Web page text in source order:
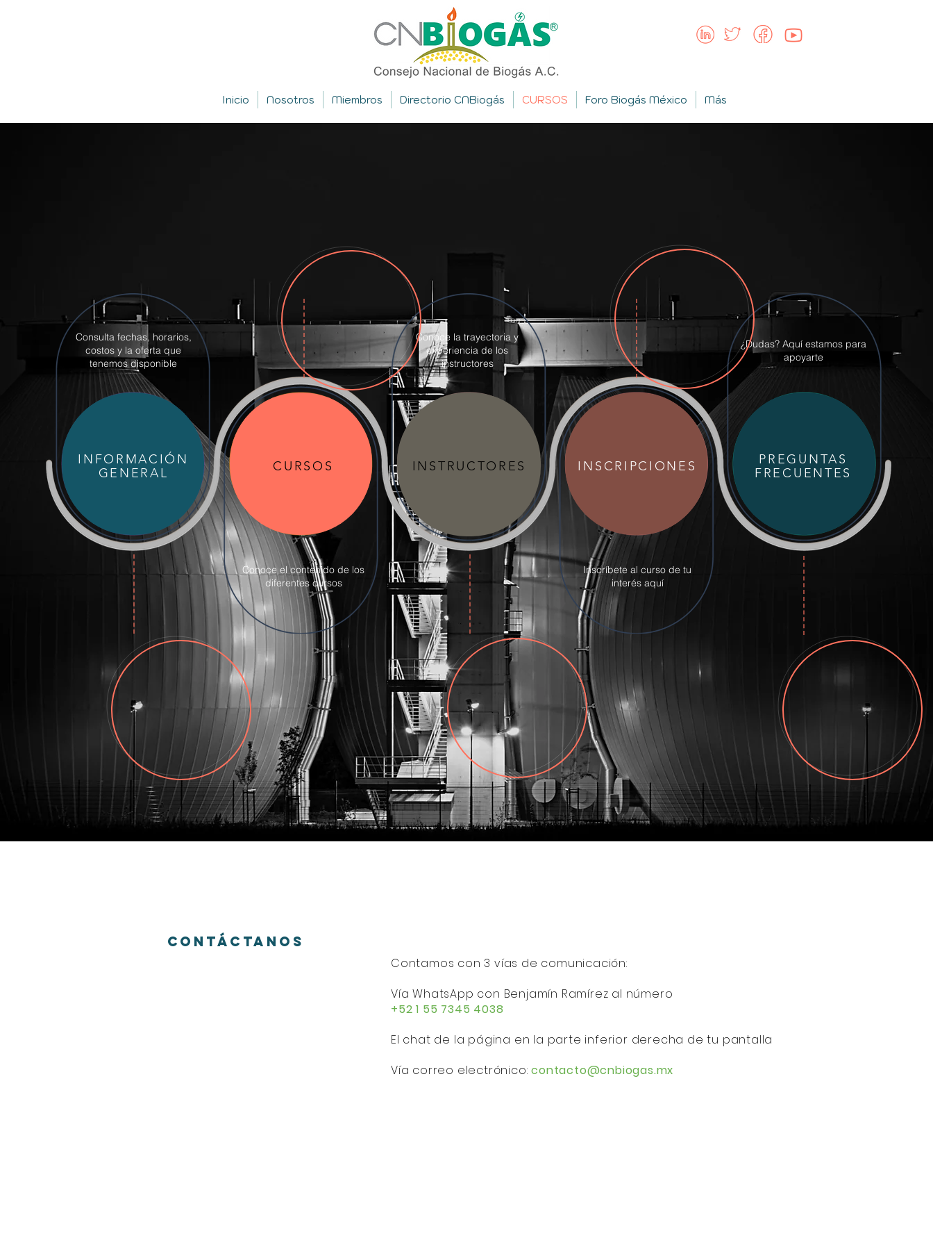
Inicio Nosotros Miembros Directorio CNBiogás CURSOS Foro Biogás México Más
Consulta fechas, horarios,
costos y la oferta que
tenemos disponible
Conoce la trayectoria y
experiencia de los
instructores
¿Dudas? Aquí estamos para
apoyarte
Inscríbete al curso de tu
interés aquí
INFORMACIÓN
GENERAL
CURSOS INSTRUCTORES INSCRIPCIONES
PREGUNTAS
FRECUENTES
Conoce el contenido de los
diferentes cursos
CONTÁCTANOS
Contamos con 3 vías de comunicación:
Vía WhatsApp con Benjamín Ramírez al número
+52 1 55 7345 4038
El chat de la página en la parte inferior derecha de tu pantalla
Vía correo electrónico:contacto@cnbiogas.mx